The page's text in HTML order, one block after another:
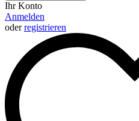
Ihr Konto
Anmelden
oderregistrieren